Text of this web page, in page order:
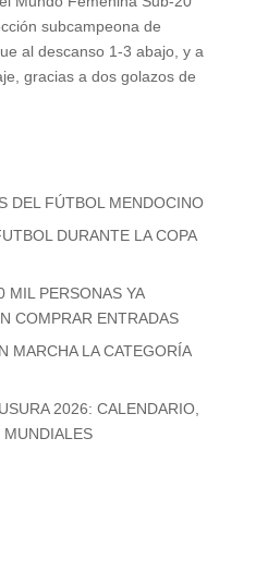
subcampeona de
al descanso 1-3 abajo, y a
gracias a dos golazos de
DEL FÚTBOL MENDOCINO
DURANTE LA COPA
MIL PERSONAS YA
COMPRAR ENTRADAS
MARCHA LA CATEGORÍA
2026: CALENDARIO,
MUNDIALES